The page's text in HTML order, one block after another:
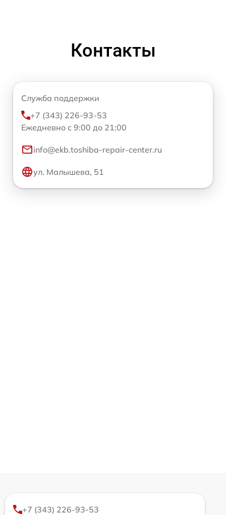
Контакты
Служба поддержки
+7 (343) 226-93-53
Ежедневно с 9:00 до 21:00
info@ekb.toshiba-repair-center.ru
ул. Малышева, 51
+7 (343) 226-93-53